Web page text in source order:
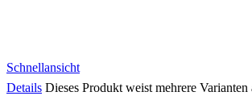
Schnellansicht
Details Dieses Produkt weist mehrere